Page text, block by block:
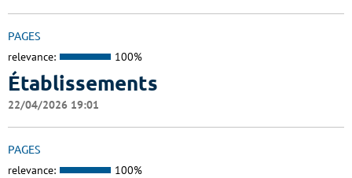
PAGES
relevance: 100%
Établissements
22/04/2026 19:01
PAGES
relevance: 100%